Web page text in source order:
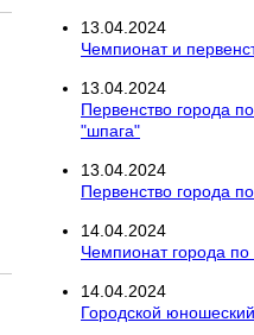
13.04.2024
Чемпионат и
13.04.2024
Первенство города
"шпага"
13.04.2024
Первенство города
14.04.2024
Чемпионат города по
14.04.2024
Городской